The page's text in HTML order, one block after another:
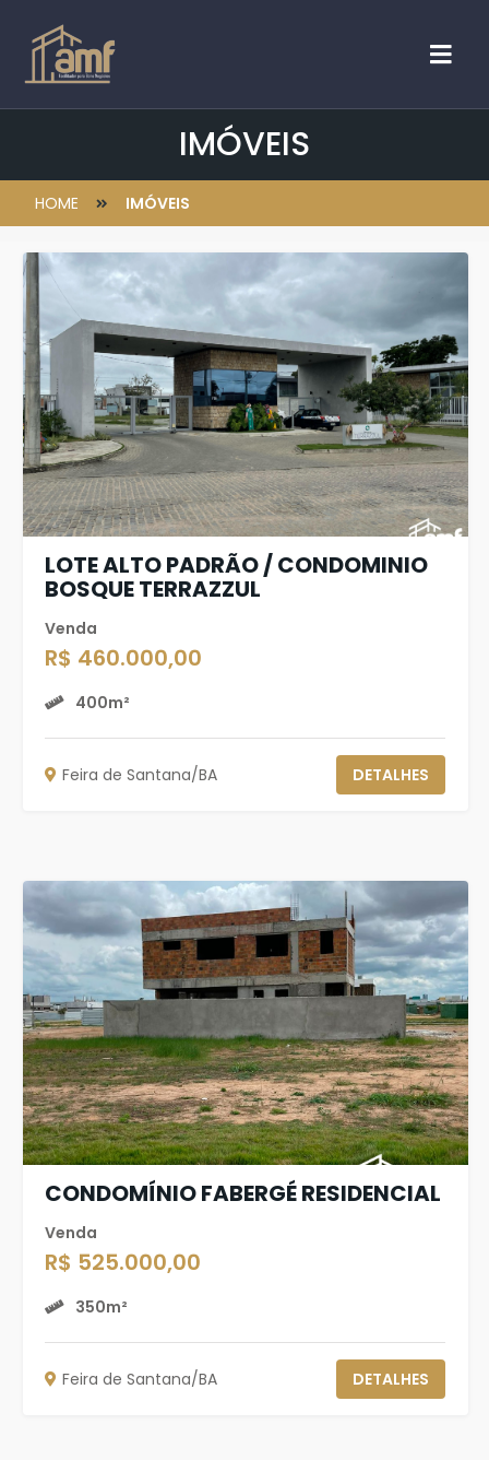
IMÓVEIS
HOME IMÓVEIS
LOTE ALTO PADRÃO / CONDOMINIO
BOSQUE TERRAZZUL
Venda
R$ 460.000,00
400m²
Feira de Santana/BA DETALHES
CONDOMÍNIO FABERGÉ RESIDENCIAL
Venda
R$ 525.000,00
350m²
Feira de Santana/BA DETALHES